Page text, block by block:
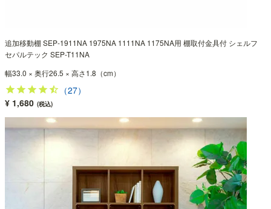
追加移動棚 SEP-1911NA 1975NA 1111NA 1175NA用 棚取付金具付 シェルフ
セパルテック SEP-T11NA
幅33.0 × 奥行26.5 × 高さ1.8（cm）
（27）
¥ 1,680 (税込)